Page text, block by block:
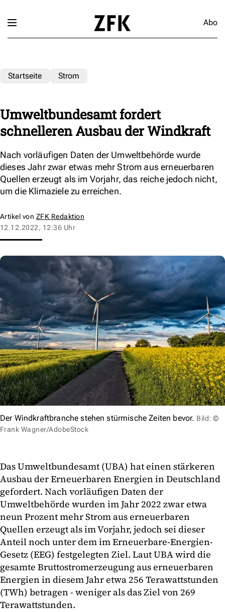
Abo
Startseite Strom
Umweltbundesamt fordert
schnelleren Ausbau der Windkraft
Nach vorläufigen Daten der Umweltbehörde wurde
dieses Jahr zwar etwas mehr Strom aus erneuerbaren
Quellen erzeugt als im Vorjahr, das reiche jedoch nicht,
um die Klimaziele zu erreichen.
Artikel von ZFK Redaktion
12.12.2022, 12:36 Uhr
Der Windkraftbranche stehen stürmische Zeiten bevor. Bild: ©
Frank Wagner/AdobeStock
Das Umweltbundesamt (UBA) hat einen stärkeren
Ausbau der Erneuerbaren Energien in Deutschland
gefordert. Nach vorläufigen Daten der
Umweltbehörde wurden im Jahr 2022 zwar etwa
neun Prozent mehr Strom aus erneuerbaren
Quellen erzeugt als im Vorjahr, jedoch sei dieser
Anteil noch unter dem im Erneuerbare-Energien-
Gesetz (EEG) festgelegten Ziel. Laut UBA wird die
gesamte Bruttostromerzeugung aus erneuerbaren
Energien in diesem Jahr etwa 256 Terawattstunden
(TWh) betragen - weniger als das Ziel von 269
Terawattstunden.